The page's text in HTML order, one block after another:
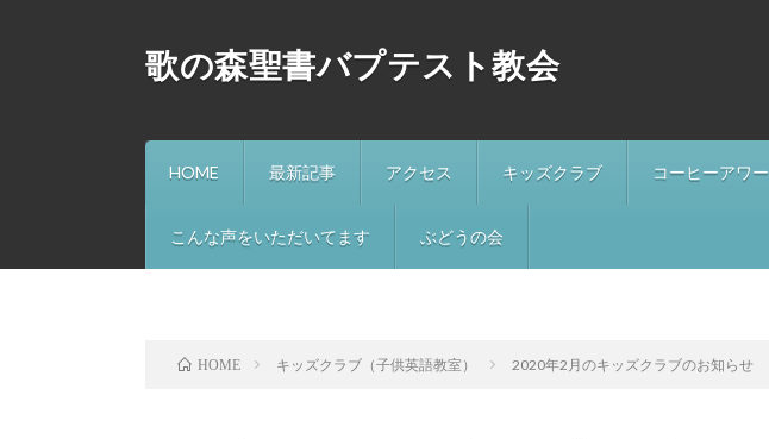
歌の森聖書バプテスト教会
HOME 最新記事 アクセス キッズクラブ コーヒーアワー
こんな声をいただいてます ぶどうの会
HOME キッズクラブ（子供英語教室） 2020年2月のキッズクラブのお知らせ